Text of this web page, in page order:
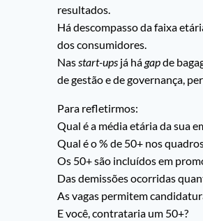
resultados.
Há descompasso da faixa
dos consumidores.
Nasstart-ups já hágapde
de gestão e de governança,
Para refletirmos:
Qual é a média etária da sua
Qual é o % de 50+ nos
Os 50+ são incluídos em
Das demissões ocorridas
As vagas permitem
E você, contrataria um 50+?